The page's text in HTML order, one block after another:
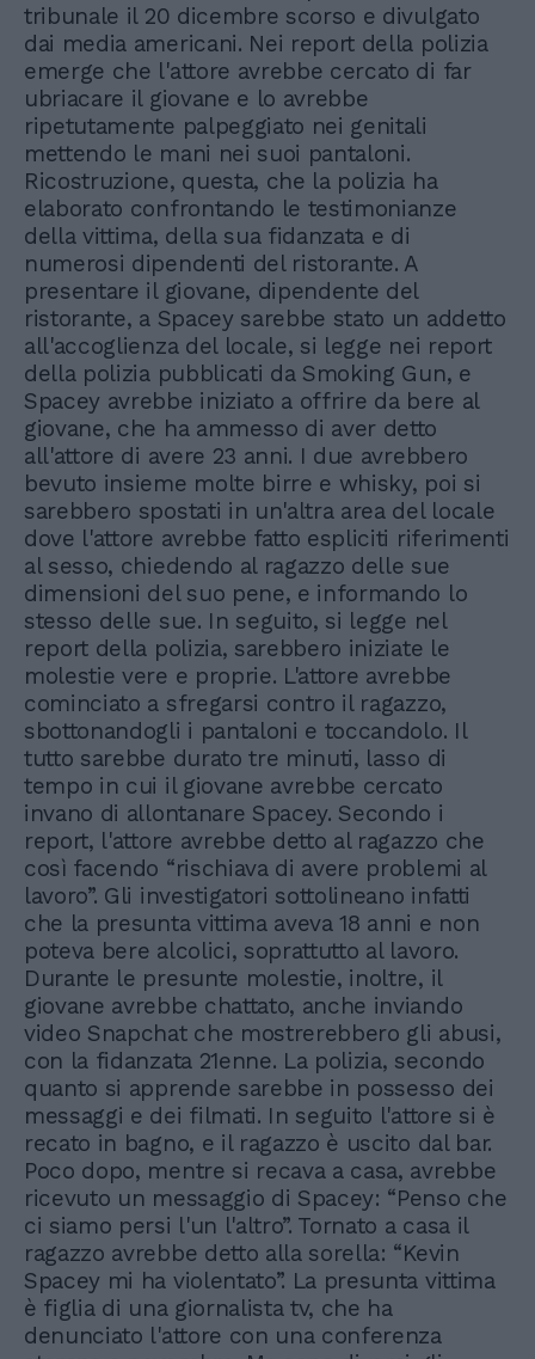
tribunale il 20 dicembre scorso e divulgato
dai media americani. Nei report della polizia
emerge che l'attore avrebbe cercato di far
ubriacare il giovane e lo avrebbe
ripetutamente palpeggiato nei genitali
mettendo le mani nei suoi pantaloni.
Ricostruzione, questa, che la polizia ha
elaborato confrontando le testimonianze
della vittima, della sua fidanzata e di
numerosi dipendenti del ristorante. A
presentare il giovane, dipendente del
ristorante, a Spacey sarebbe stato un addetto
all'accoglienza del locale, si legge nei report
della polizia pubblicati da Smoking Gun, e
Spacey avrebbe iniziato a offrire da bere al
giovane, che ha ammesso di aver detto
all'attore di avere 23 anni. I due avrebbero
bevuto insieme molte birre e whisky, poi si
sarebbero spostati in un'altra area del locale
dove l'attore avrebbe fatto espliciti riferimenti
al sesso, chiedendo al ragazzo delle sue
dimensioni del suo pene, e informando lo
stesso delle sue. In seguito, si legge nel
report della polizia, sarebbero iniziate le
molestie vere e proprie. L'attore avrebbe
cominciato a sfregarsi contro il ragazzo,
sbottonandogli i pantaloni e toccandolo. Il
tutto sarebbe durato tre minuti, lasso di
tempo in cui il giovane avrebbe cercato
invano di allontanare Spacey. Secondo i
report, l'attore avrebbe detto al ragazzo che
così facendo “rischiava di avere problemi al
lavoro”. Gli investigatori sottolineano infatti
che la presunta vittima aveva 18 anni e non
poteva bere alcolici, soprattutto al lavoro.
Durante le presunte molestie, inoltre, il
giovane avrebbe chattato, anche inviando
video Snapchat che mostrerebbero gli abusi,
con la fidanzata 21enne. La polizia, secondo
quanto si apprende sarebbe in possesso dei
messaggi e dei filmati. In seguito l'attore si è
recato in bagno, e il ragazzo è uscito dal bar.
Poco dopo, mentre si recava a casa, avrebbe
ricevuto un messaggio di Spacey: “Penso che
ci siamo persi l'un l'altro”. Tornato a casa il
ragazzo avrebbe detto alla sorella: “Kevin
Spacey mi ha violentato”. La presunta vittima
è figlia di una giornalista tv, che ha
denunciato l'attore con una conferenza